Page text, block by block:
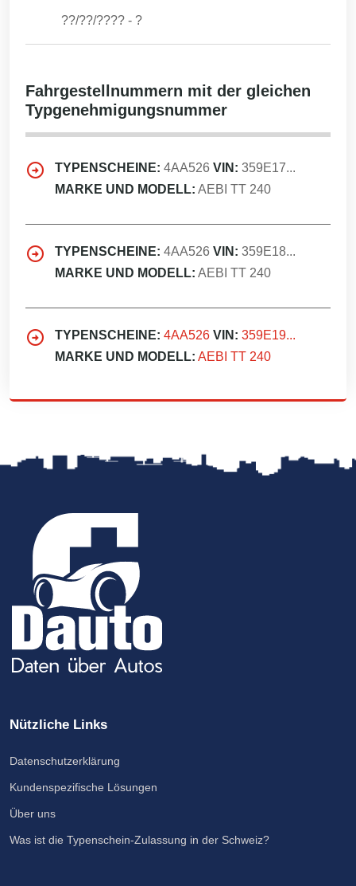
??/??/???? - ?
Fahrgestellnummern mit der gleichen
Typgenehmigungsnummer
TYPENSCHEINE: 4AA526 VIN: 359E17...
MARKE UND MODELL: AEBI TT 240
TYPENSCHEINE: 4AA526 VIN: 359E18...
MARKE UND MODELL: AEBI TT 240
TYPENSCHEINE: 4AA526 VIN: 359E19...
MARKE UND MODELL: AEBI TT 240
Nützliche Links
Datenschutzerklärung
Kundenspezifische Lösungen
Über uns
Was ist die Typenschein-Zulassung in der Schweiz?